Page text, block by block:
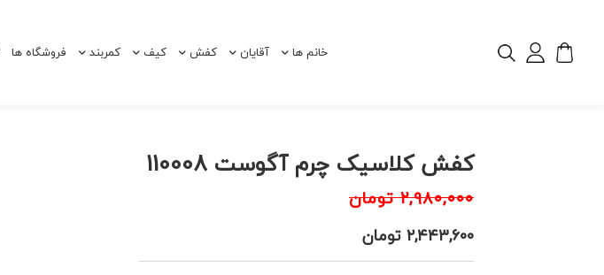
خانم ها آقایان کفش کیف کمربند فروشگاه ها
کفش کلاسیک چرم آگوست 110008
۲,۹۸۰,۰۰۰ تومان
۲,۴۴۳,۶۰۰تومان